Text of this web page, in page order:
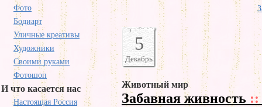
Фото
Бодиарт
Уличные креативы
Художники
Своими руками
Фотошоп
И что касается нас
Настоящая Россия
5
Декабрь
Животный мир
Забавная живность ::